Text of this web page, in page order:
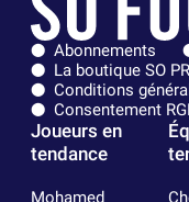
Abonnements
La boutique SO
Conditions
Consentement
Joueurs en
tendance
Mohamed